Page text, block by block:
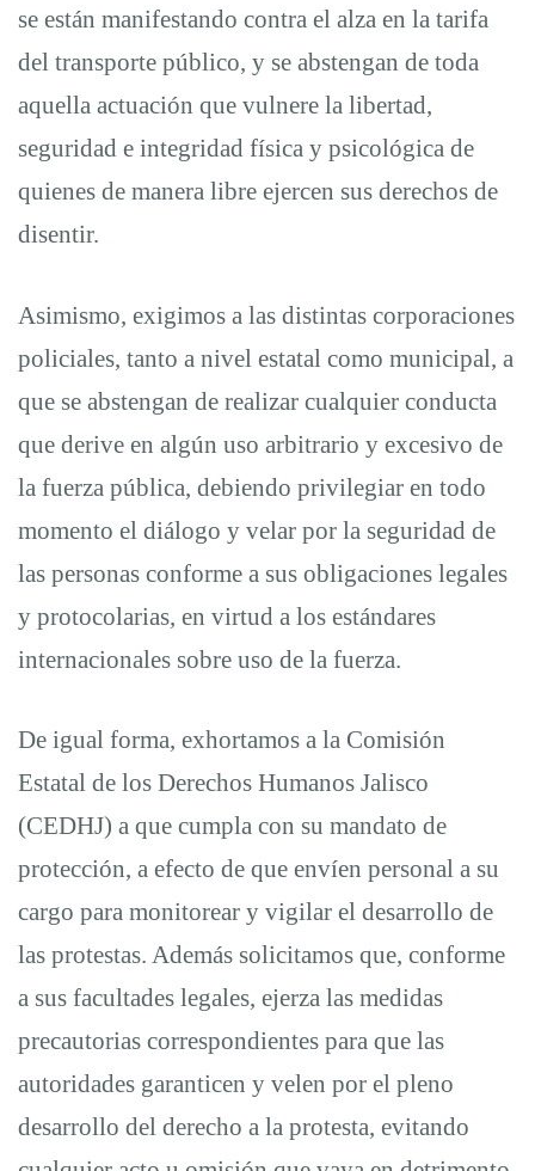
se están manifestando contra el alza en la tarifa
del transporte público, y se abstengan de toda
aquella actuación que vulnere la libertad,
seguridad e integridad física y psicológica de
quienes de manera libre ejercen sus derechos de
disentir.
Asimismo, exigimos a las distintas corporaciones
policiales, tanto a nivel estatal como municipal, a
que se abstengan de realizar cualquier conducta
que derive en algún uso arbitrario y excesivo de
la fuerza pública, debiendo privilegiar en todo
momento el diálogo y velar por la seguridad de
las personas conforme a sus obligaciones legales
y protocolarias, en virtud a los estándares
internacionales sobre uso de la fuerza.
De igual forma, exhortamos a la Comisión
Estatal de los Derechos Humanos Jalisco
(CEDHJ) a que cumpla con su mandato de
protección, a efecto de que envíen personal a su
cargo para monitorear y vigilar el desarrollo de
las protestas. Además solicitamos que, conforme
a sus facultades legales, ejerza las medidas
precautorias correspondientes para que las
autoridades garanticen y velen por el pleno
desarrollo del derecho a la protesta, evitando